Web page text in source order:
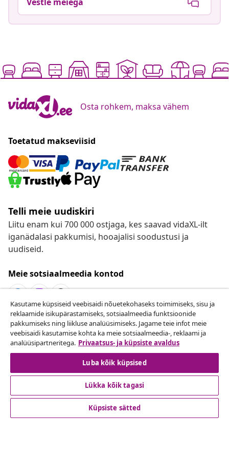
Osta rohkem, maksa vähem
Toetatud makseviisid
Telli meie uudiskiri
Liitu enam kui 700 000 ostjaga, kes saavad vidaXL-ilt
iganädalasi pakkumisi, hooajalisi soodustusi ja
uudiseid.
Meie sotsiaalmeedia kontod
Lepingust taganemine
Esita oma tellimuse kohta tagastamissoov.
Lepingust taganemine
Kasutame küpsiseid veebisaidi nõuetekohaseks toimimiseks, sisu ja
reklaamide isikupärastamiseks, sotsiaalmeedia funktsioonide
pakkumiseks ning liikluse analüüsimiseks. Jagame teie infot meie
veebisaidi kasutamise kohta ka meie sotsiaalmeedia-, reklaami ja
analüüsipartneritega. Privaatsus- ja küpsiste avaldus
Luba kõik küpsised
Lükka kõik tagasi
Küpsiste sätted